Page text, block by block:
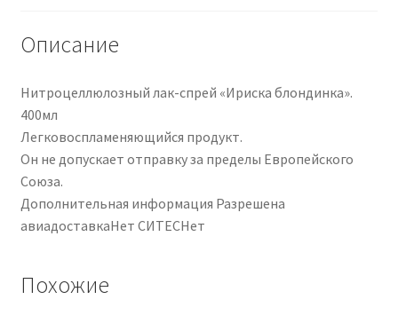
Описание
Нитроцеллюлозный лак-спрей «Ириска блондинка».
400мл
Легковоспламеняющийся продукт.
Он не допускает отправку за пределы Европейского
Союза.
Дополнительная информация Разрешена
авиадоставкаНет СИТЕСНет
Похожие